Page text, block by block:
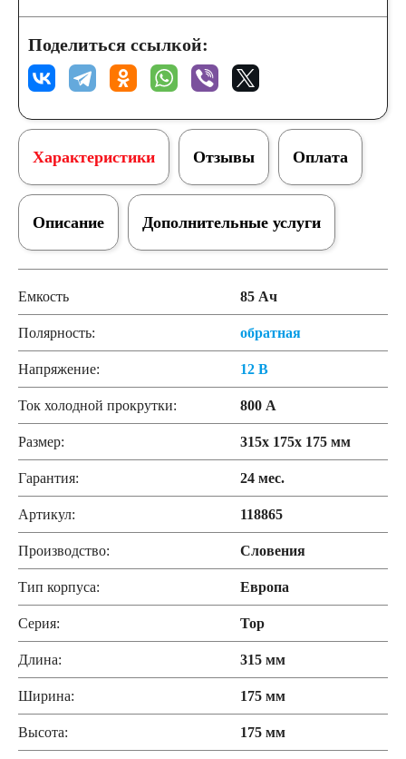
Поделиться ссылкой:
Характеристики
Дополнительные услуги
Отзывы Оплата
Описание
Емкость 85 Ач
Полярность: обратная
Напряжение: 12 В
Ток холодной прокрутки: 800 А
Размер: 315x 175x 175 мм
Гарантия: 24 мес.
Артикул: 118865
Производство: Словения
Тип корпуса: Европа
Серия: Top
Длина: 315 мм
Ширина: 175 мм
Высота: 175 мм